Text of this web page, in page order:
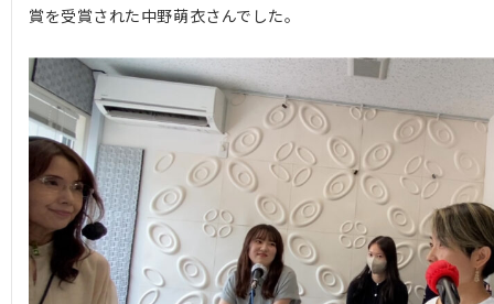
賞を受賞された中野萌衣さんでした。